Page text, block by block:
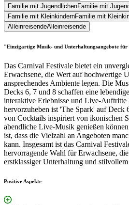
Familie mit JugendlichenFamilie mit
Familie mit KleinkindernFamilie mit
AlleinreisendeAlleinreisende
"Einzigartige Musik- und Unterhaltungsangebote für
Das Carnival Festivale bietet ein
Erwachsene, die Wert auf hochwertige
ansprechendes Ambiente legen. Die
Decks 6, 7 und 8 schaffen eine
interaktive Erlebnisse und Live-Auftritte
hervorzuheben ist 'The Spark' auf Deck
von Cocktails inspiriert von ikonischen
abendliche Live-Musik genießen
ist, dass die Vielzahl an Angeboten
kann. Insgesamt ist das Carnival
hervorragende Wahl für Erwachsene,
erstklassiger Unterhaltung und
Positive Aspekte